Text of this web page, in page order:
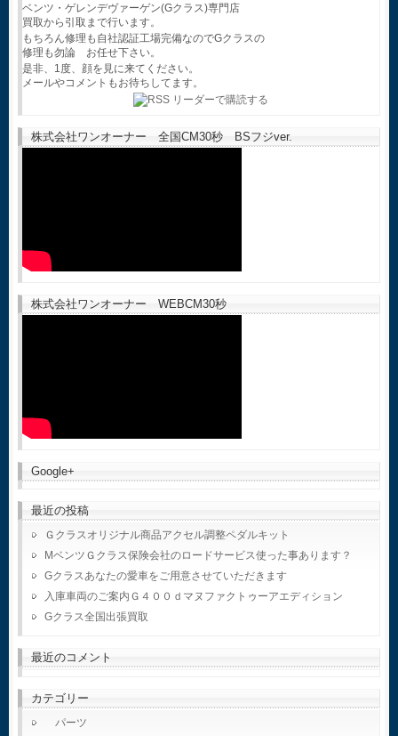
ベンツ・ゲレンデヴァーゲン(Gクラス)専門店
買取から引取まで行います。
もちろん修理も自社認証工場完備なのでGクラスの
修理も勿論 お任せ下さい。
是非、1度、顔を見に来てください。
メールやコメントもお待ちしてます。
株式会社ワンオーナー 全国CM30秒 BSフジver.
株式会社ワンオーナー WEBCM30秒
Google+
最近の投稿
Ｇクラスオリジナル商品アクセル調整ペダルキット
MベンツＧクラス保険会社のロードサービス使った事あります？
Gクラスあなたの愛車をご用意させていただきます
入庫車両のご案内Ｇ４００ｄマヌファクトゥーアエディション
Gクラス全国出張買取
最近のコメント
カテゴリー
パーツ